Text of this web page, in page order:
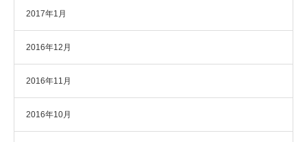
2017年1月
2016年12月
2016年11月
2016年10月